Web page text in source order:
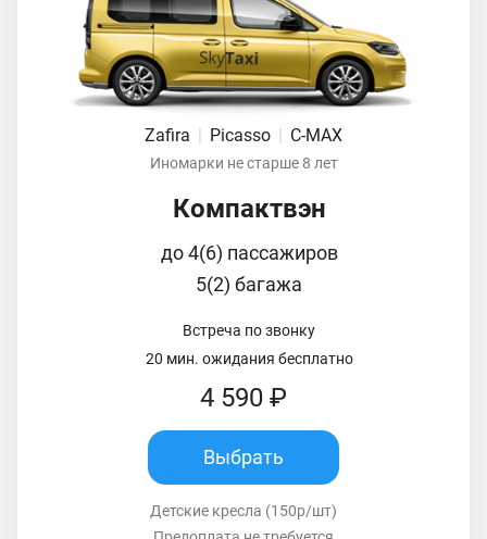
Zafira | Picasso | C-MAX
Иномарки не старше 8 лет
Компактвэн
до 4(6) пассажиров
5(2) багажа
Встреча по звонку
20 мин. ожидания бесплатно
4 590 ₽
Выбрать
Детские кресла (150р/шт)